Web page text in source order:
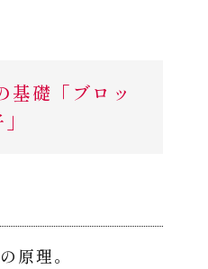
礎「ブロッ
原理。